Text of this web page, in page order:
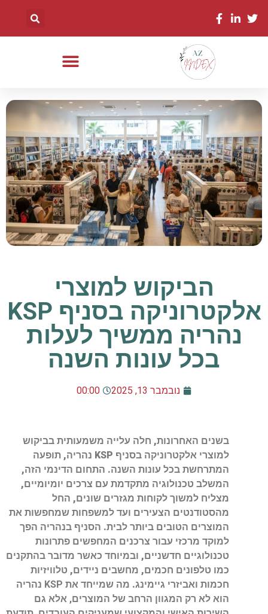
הביקוש למוצרי
אלקטרוניקה בסניף KSP
נהריה ממשיך לעלות
בכל עונות השנה
נובמבר 13, 2025 00:00
בשנים האחרונות, חלה עלייה משמעותית בביקוש
למוצרי אלקטרוניקה בסניף KSP נהריה, תופעה
המתרחשת בכל עונות השנה. התחום הדינמי הזה,
המשלב טכנולוגיה מתקדמת עם צרכים יומיומיים,
מצליח למשוך לקוחות מגזרים שונים, החל
מהסטודנטים הצעירים ועד למשפחות שמחפשות את
המוצרים הטובים ביותר לבית. הסניף בנהריה הפך
למוקד מרכזי עבור צרכנים המחפשים פתרונות
טכנולוגיים חדשניים, ובמיוחד כאשר מדובר בהתקנים
כמו טלפונים חכמים, מחשבים ניידים, טלוויזיות
חכמות ואביזרי גיימינג.
מה שמייחד את KSP נהריה
הוא לא רק המגוון הרחב של המוצרים, אלא גם